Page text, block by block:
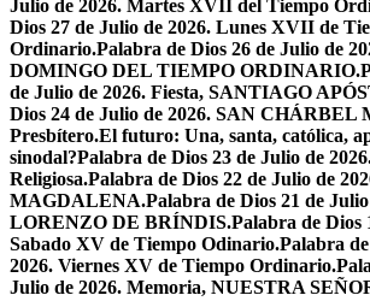
Julio de 2026. Martes XVII del Tiempo
Dios 27 de Julio de 2026. Lunes XVII de
Ordinario.Palabra de Dios 26 de Julio de
DOMINGO DEL TIEMPO ORDINARIO.
de Julio de 2026. Fiesta, SANTIAGO
Dios 24 de Julio de 2026. SAN
Presbítero.El futuro: Una, santa, católica,
sinodal?Palabra de Dios 23 de Julio de
Religiosa.Palabra de Dios 22 de Julio de
MAGDALENA.Palabra de Dios 21 de
LORENZO DE BRÍNDIS.Palabra de Dios
Sabado XV de Tiempo Odinario.Palabra
2026. Viernes XV de Tiempo Ordinario.
Julio de 2026. Memoria, NUESTRA